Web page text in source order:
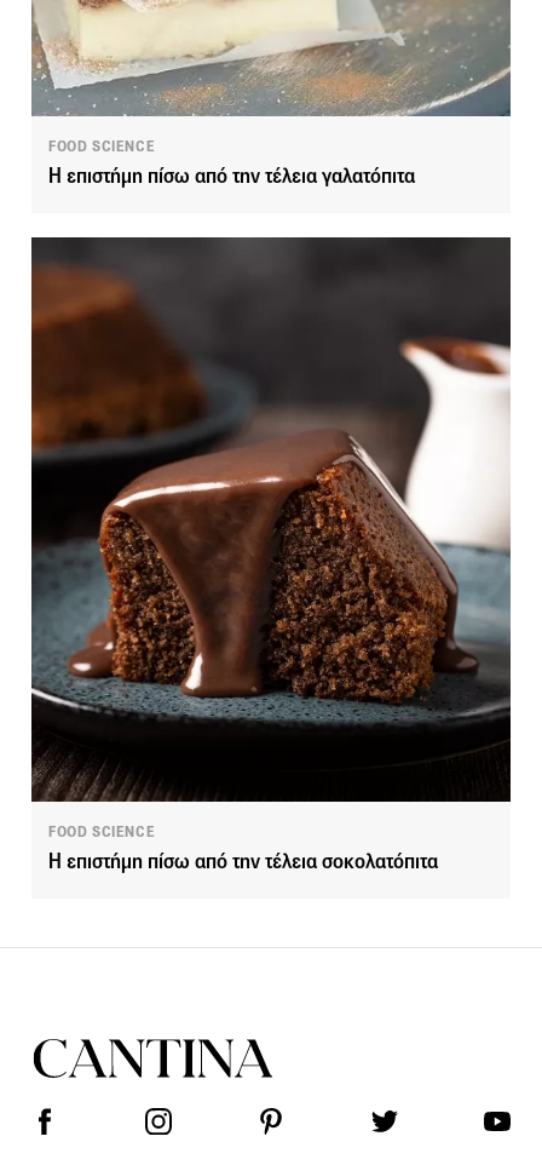
FOOD SCIENCE
Η επιστήμη πίσω από την τέλεια γαλατόπιτα
FOOD SCIENCE
Η επιστήμη πίσω από την τέλεια σοκολατόπιτα